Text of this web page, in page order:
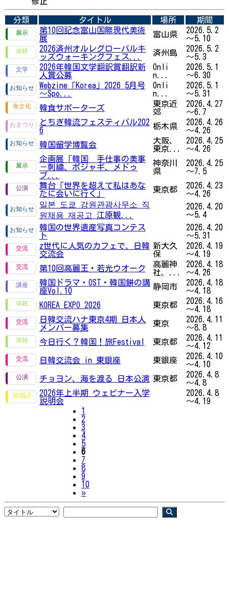
分類 タイトル 場所
期間
第10回記念富山国際現代美術
展
富山県
2026.5.2
～5.10
2026済州オルレグローバルキ
ッズウォーキングフェス...
済州島
2026.5.2
～5.3
2026年韓国文学翻訳賞翻訳新
人賞公募
Onli
n...
2026.5.1
～6.30
Webzine「Korea」2026 5月号
～Spo...
Onli
n...
2026.5.1
～5.31
韓食サポーターズ
東京近
郊
2026.4.27
～6.7
とちぎ韓流フェスティバル202
6
栃木県
2026.4.26
～4.26
韓国留学博覧会
大阪、
東京...
2026.4.25
～4.26
企画展「韓国 手仕事の美事
－刺繍、ポジャギ、メドゥ
プ...
神奈川
県
2026.4.25
～7.5
舞台「世界を超えて私はあな
たに会いに行く」
東京都
2026.4.23
～4.26
일본 도쿄 강원관광사무소 직
원채용 재공고 江原観...
2026.4.20
～5.4
韓国の世界遺産写真コンテス
ト
2026.4.20
～5.31
z世代に人気のカフェで、日韓
交流会
新大久
保
2026.4.19
～4.19
第10回高麗王・若光ウオーク
高麗神
社、...
2026.4.18
～4.26
韓国ドラマ・OST・韓国餅の講
座Vol.10
静岡市
2026.4.18
～4.18
KOREA EXPO 2026
東京都
2026.4.16
～4.18
日韓交流ハナ東京4期 日本人
メンバー募集
東京
2026.4.11
～8.8
今日行く？韓国！旅Festival
東京都
2026.4.11
～4.12
日韓交流会 in 東銀座
東銀座
2026.4.10
～4.10
チョヨン、海を渡る 日本公演 東京都
2026.4.8
～4.8
2026年上半期 ウェビナー入学
説明会
2026.4.8
～4.19
1
2
3
4
5
6
7
8
9
10
»Next